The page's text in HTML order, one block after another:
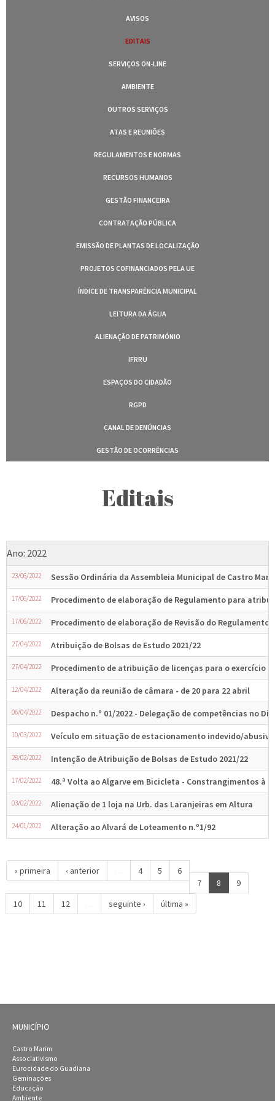
AVISOS
EDITAIS
SERVIÇOS ON-LINE
AMBIENTE
OUTROS SERVIÇOS
ATAS E REUNIÕES
REGULAMENTOS E NORMAS
RECURSOS HUMANOS
GESTÃO FINANCEIRA
CONTRATAÇÃO PÚBLICA
EMISSÃO DE PLANTAS DE LOCALIZAÇÃO
PROJETOS COFINANCIADOS PELA UE
ÍNDICE DE TRANSPARÊNCIA MUNICIPAL
LEITURA DA ÁGUA
ALIENAÇÃO DE PATRIMÓNIO
IFRRU
ESPAÇOS DO CIDADÃO
RGPD
CANAL DE DENÚNCIAS
GESTÃO DE OCORRÊNCIAS
Editais
Ano: 2022
23/06/2022 Sessão Ordinária da Assembleia Municipal de Castro
17/06/2022 Procedimento de elaboração de Regulamento para
17/06/2022 Procedimento de elaboração de Revisão do
27/04/2022 Atribuição de Bolsas de Estudo 2021/22
27/04/2022 Procedimento de atribuição de licenças para o exercício
12/04/2022 Alteração da reunião de câmara - de 20 para 22 abril
06/04/2022 Despacho n.º 01/2022 - Delegação de competências no
10/03/2022 Veículo em situação de estacionamento indevido/abusivo
28/02/2022 Intenção de Atribuição de Bolsas de Estudo 2021/22
17/02/2022 48.ª Volta ao Algarve em Bicicleta - Constrangimentos à
03/02/2022 Alienação de 1 loja na Urb. das Laranjeiras em Altura
24/01/2022 Alteração ao Alvará de Loteamento n.º1/92
« primeira ‹ anterior 4 5
6
7
8
9
10
11 12 seguinte › última »
MUNICÍPIO
Castro Marim
Associativismo
Eurocidade do Guadiana
Geminações
Educação
Ambiente